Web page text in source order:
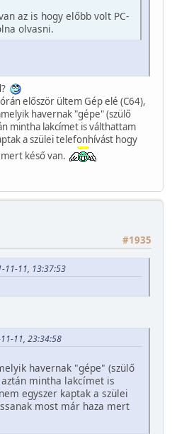
az is hogy előbb volt PC-
olvasni.
először ültem Gép elé (C64),
havernak "gépe" (szülő
mintha lakcímet is válthattam
a szülei telefonhívást hogy
késő van.
#1935
11-11, 13:37:53
11, 23:34:58
havernak "gépe" (szülő
mintha lakcímet is
egyszer kaptak a szülei
most már haza mert